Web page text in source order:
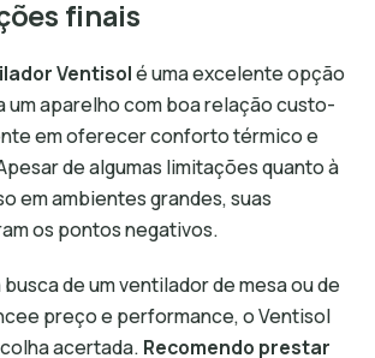
finais
Ventisolé uma excelente opção
um aparelho com boa relação custo-
em oferecer conforto térmico e
de algumas limitações quanto à
em ambientes grandes, suas
os pontos negativos.
de um ventilador de mesa ou de
preço e performance, o Ventisol
acertada. Recomendo prestar